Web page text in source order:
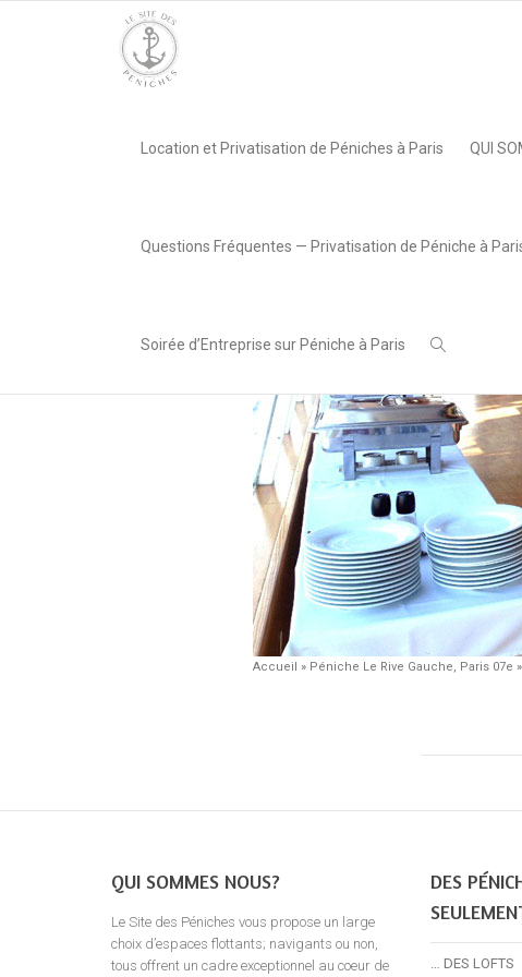
Location et Privatisation de Péniches à Paris QUI
Questions Fréquentes — Privatisation de Péniche à
Soirée d’Entreprise sur Péniche à Paris
Accueil » Péniche Le Rive Gauche, Paris 07e »
QUI SOMMES NOUS?
Le Site des Péniches vous propose un large
choix d’espaces flottants; navigants ou non,
tous offrent un cadre exceptionnel au coeur de
DES
… DES LOFTS